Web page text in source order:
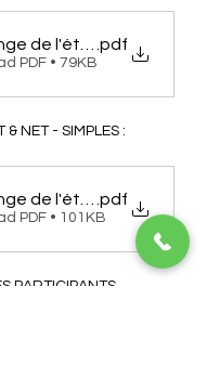
de l'été 29 jui 2025 -
.pdf
PDF • 79KB
& NET - SIMPLES :
de l'été 29 jui 2025 -
.pdf
PDF • 101KB
PARTICIPANTS